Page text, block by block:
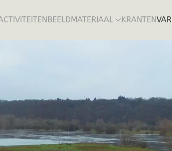
BEELDMATERIAAL KRANTEN